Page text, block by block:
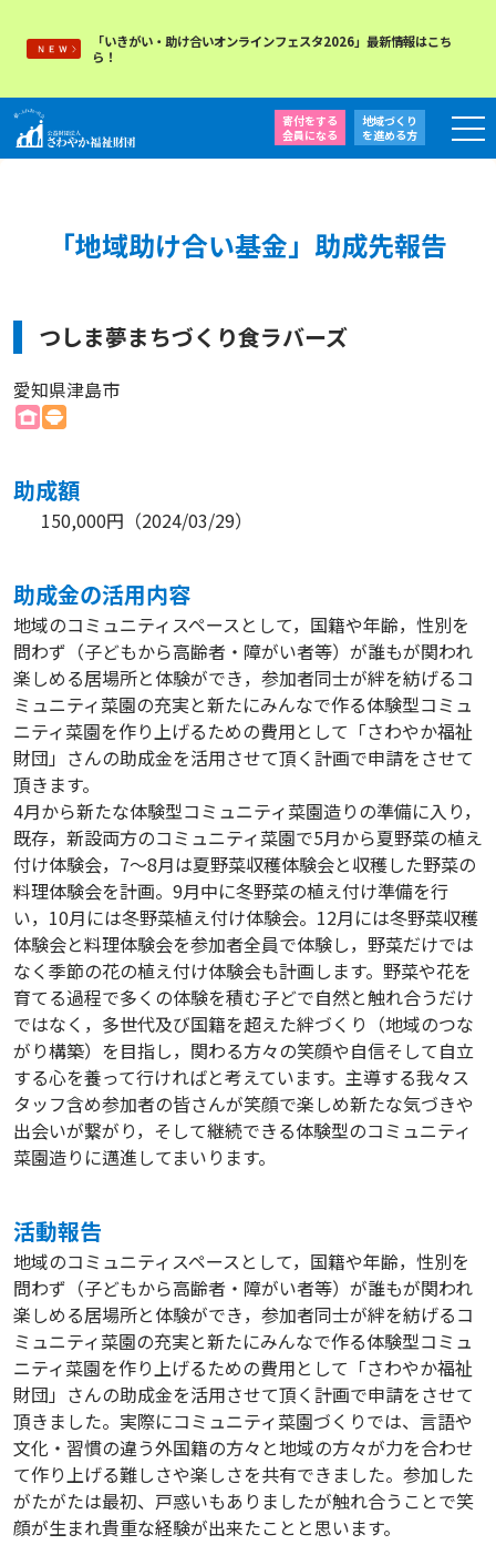
「いきがい・助け合いオンラインフェスタ2026」最新情報はこち
ら！
寄付をする
会員になる
地域づくり
を進める方
「地域助け合い基金」助成先報告
つしま夢まちづくり食ラバーズ
愛知県津島市
助成額
150,000円 （2024/03/29）
助成⾦の活⽤内容
地域のコミュニティスペースとして，国籍や年齢，性別を
問わず（子どもから高齢者・障がい者等）が誰もが関われ
楽しめる居場所と体験ができ，参加者同士が絆を紡げるコ
ミュニティ菜園の充実と新たにみんなで作る体験型コミュ
ニティ菜園を作り上げるための費用として「さわやか福祉
財団」さんの助成金を活用させて頂く計画で申請をさせて
頂きます。
4月から新たな体験型コミュニティ菜園造りの準備に入り，
既存，新設両方のコミュニティ菜園で5月から夏野菜の植え
付け体験会，7～8月は夏野菜収穫体験会と収穫した野菜の
料理体験会を計画。9月中に冬野菜の植え付け準備を行
い，10月には冬野菜植え付け体験会。12月には冬野菜収穫
体験会と料理体験会を参加者全員で体験し，野菜だけでは
なく季節の花の植え付け体験会も計画します。野菜や花を
育てる過程で多くの体験を積む子どで自然と触れ合うだけ
ではなく，多世代及び国籍を超えた絆づくり（地域のつな
がり構築）を目指し，関わる方々の笑顔や自信そして自立
する心を養って行ければと考えています。主導する我々ス
タッフ含め参加者の皆さんが笑顔で楽しめ新たな気づきや
出会いが繋がり，そして継続できる体験型のコミュニティ
菜園造りに邁進してまいります。
活動報告
地域のコミュニティスペースとして，国籍や年齢，性別を
問わず（子どもから高齢者・障がい者等）が誰もが関われ
楽しめる居場所と体験ができ，参加者同士が絆を紡げるコ
ミュニティ菜園の充実と新たにみんなで作る体験型コミュ
ニティ菜園を作り上げるための費用として「さわやか福祉
財団」さんの助成金を活用させて頂く計画で申請をさせて
頂きました。実際にコミュニティ菜園づくりでは、言語や
文化・習慣の違う外国籍の方々と地域の方々が力を合わせ
て作り上げる難しさや楽しさを共有できました。参加した
がたがたは最初、戸惑いもありましたが触れ合うことで笑
顔が生まれ貴重な経験が出来たことと思います。